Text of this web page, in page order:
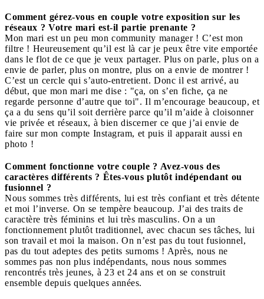
Comment gérez-vous en couple votre exposition sur les
réseaux ? Votre mari est-il partie prenante ?
Mon mari est un peu mon community manager ! C’est mon
filtre ! Heureusement qu’il est là car je peux être vite emportée
dans le flot de ce que je veux partager. Plus on parle, plus on a
envie de parler, plus on montre, plus on a envie de montrer !
C’est un cercle qui s’auto-entretient. Donc il est arrivé, au
début, que mon mari me dise : "ça, on s’en fiche, ça ne
regarde personne d’autre que toi". Il m’encourage beaucoup, et
ça a du sens qu’il soit derrière parce qu’il m’aide à cloisonner
vie privée et réseaux, à bien discerner ce que j’ai envie de
faire sur mon compte Instagram, et puis il apparait aussi en
photo !
Comment fonctionne votre couple ? Avez-vous des
caractères différents ? Êtes-vous plutôt indépendant ou
fusionnel ?
Nous sommes très différents, lui est très confiant et très détente
et moi l’inverse. On se tempère beaucoup. J’ai des traits de
caractère très féminins et lui très masculins. On a un
fonctionnement plutôt traditionnel, avec chacun ses tâches, lui
son travail et moi la maison. On n’est pas du tout fusionnel,
pas du tout adeptes des petits surnoms ! Après, nous ne
sommes pas non plus indépendants, nous nous sommes
rencontrés très jeunes, à 23 et 24 ans et on se construit
ensemble depuis quelques années.